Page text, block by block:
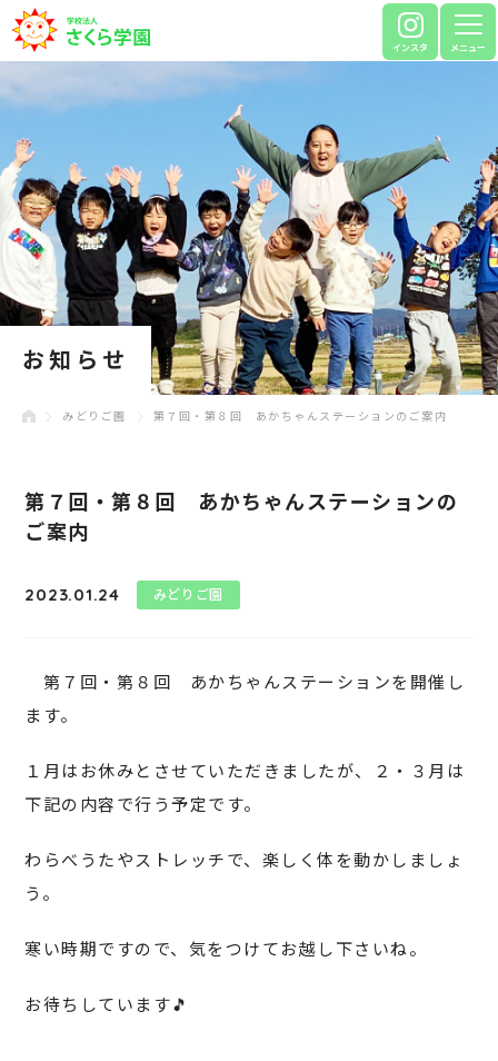
インスタ メニュー
お知らせ
みどりご園 第７回・第８回 あかちゃんステーションのご案内
第７回・第８回 あかちゃんステーションの
ご案内
2023.01.24 みどりご園
第７回・第８回 あかちゃんステーションを開催し
ます。
１月はお休みとさせていただきましたが、２・３月は
下記の内容で行う予定です。
わらべうたやストレッチで、楽しく体を動かしましょ
う。
寒い時期ですので、気をつけてお越し下さいね。
お待ちしています🎵